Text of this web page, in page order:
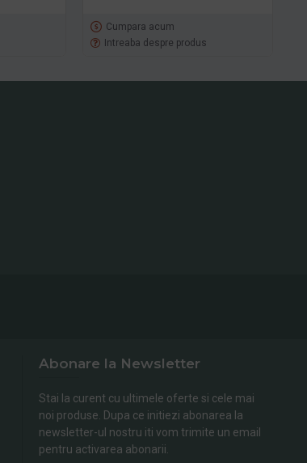
Cumpara acum
Intreaba despre produs
Abonare la Newsletter
Stai la curent cu ultimele oferte si cele mai
noi produse. Dupa ce initiezi abonarea la
newsletter-ul nostru iti vom trimite un email
pentru activarea abonarii.